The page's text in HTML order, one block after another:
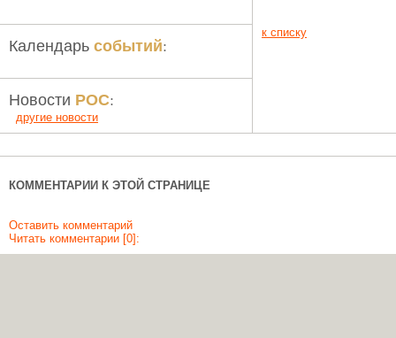
Календарь событий:
Новости РОС:
другие новости
к списку
КОММЕНТАРИИ К ЭТОЙ СТРАНИЦЕ
Оставить комментарий
Читать комментарии [0]: